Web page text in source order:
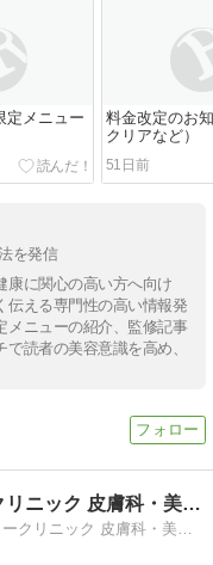
メニュー
料金改定のお
クリアなど）
51日前
を発信
康に関心の高い方へ向け
伝える専門性の高い情報発
メニューの紹介、監修記事
読者の美容意識を高め、
【福岡】タケダビューティークリニック 皮膚科・美容皮膚科
福岡市城南区梅林のタケダビューティークリニック 皮膚科・美容皮膚科のドクター・武田りわのブログです。